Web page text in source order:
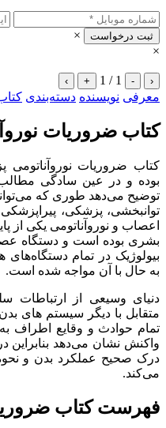
ثبت درخواست
×
×
‹
-
1 / 1
+
›
معرفی نویسنده دسته‌بندی
کتاب ضروریات
کتاب ضروریات
بوده و در عین سادگی
توضیح می‌دهد طوری که
توانبخشی، پزشکی،
اعصاب و نوروآناتومی یکی از
بشری بوده است و دستگاه
بیولوژیک در تمام
به حال با آن مواجه شده است.
دنیای وسیعی از ارتباطات
متقابل با دیگر سیستم های
تمام حوادث و وقایع اطراف
واکنش نشان می‌دهد بنابراین
درک صحیح عملکرد بدن و
می‌کند.
فهرست کتاب